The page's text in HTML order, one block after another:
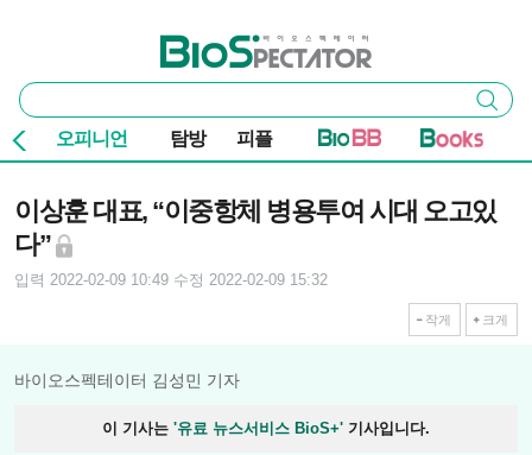
바이오스펙테이터
통
합
검
색
검색
오피니언 탐방 피플
이상훈 대표, “이중항체 병용투여 시대 오고있
다”
입력 2022-02-09 10:49 수정 2022-02-09 15:32
작게 크게
바이오스펙테이터 김성민 기자
이 기사는 '유료 뉴스서비스 BioS+' 기사입니다.